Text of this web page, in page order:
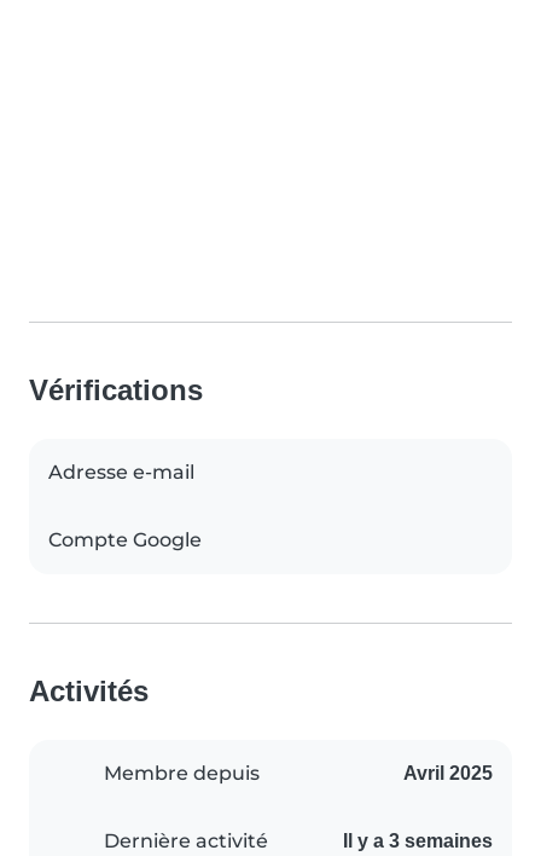
Vérifications
Adresse e-mail
Compte Google
Activités
Membre depuis Avril 2025
Dernière activité Il y a 3 semaines